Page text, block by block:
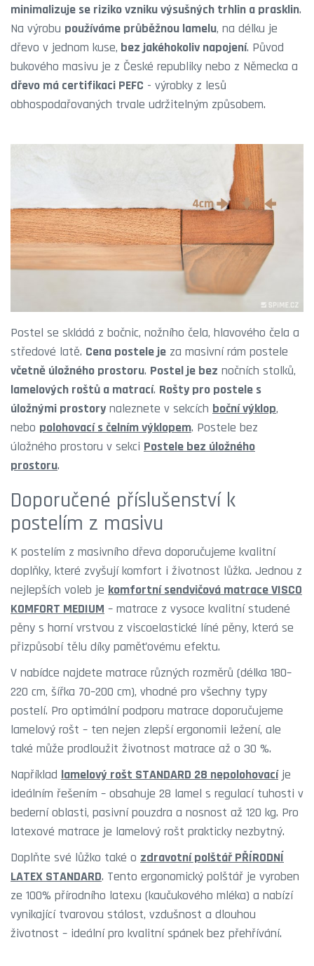
minimalizuje se riziko vzniku výsušných trhlin a prasklin.
Na výrobu používáme průběžnou lamelu, na délku je
dřevo v jednom kuse, bez jakéhokoliv napojení. Původ
bukového masivu je z České republiky nebo z Německa a
dřevo má certifikaci PEFC - výrobky z lesů
obhospodařovaných trvale udržitelným způsobem.
Postel se skládá z bočnic, nožního čela, hlavového čela a
středové latě. Cena postele je za masivní rám postele
včetně úložného prostoru. Postel je bez nočních stolků,
lamelových roštů a matrací. Rošty pro postele s
úložnými prostory naleznete v sekcích boční výklop,
nebo polohovací s čelním výklopem. Postele bez
úložného prostoru v sekci Postele bez úložného
prostoru.
Doporučené příslušenství k
postelím z masivu
K postelím z masivního dřeva doporučujeme kvalitní
doplňky, které zvyšují komfort i životnost lůžka. Jednou z
nejlepších voleb je komfortní sendvičová matrace VISCO
KOMFORT MEDIUM – matrace z vysoce kvalitní studené
pěny s horní vrstvou z viscoelastické líné pěny, která se
přizpůsobí tělu díky paměťovému efektu.
V nabídce najdete matrace různých rozměrů (délka 180–
220 cm, šířka 70–200 cm), vhodné pro všechny typy
postelí. Pro optimální podporu matrace doporučujeme
lamelový rošt – ten nejen zlepší ergonomii ležení, ale
také může prodloužit životnost matrace až o 30 %.
Například lamelový rošt STANDARD 28 nepolohovacíje
ideálním řešením – obsahuje 28 lamel s regulací tuhosti v
bederní oblasti, pasivní pouzdra a nosnost až 120 kg. Pro
latexové matrace je lamelový rošt prakticky nezbytný.
Doplňte své lůžko také o zdravotní polštář PŘÍRODNÍ
LATEX STANDARD. Tento ergonomický polštář je vyroben
ze 100% přírodního latexu (kaučukového mléka) a nabízí
vynikající tvarovou stálost, vzdušnost a dlouhou
životnost – ideální pro kvalitní spánek bez přehřívání.